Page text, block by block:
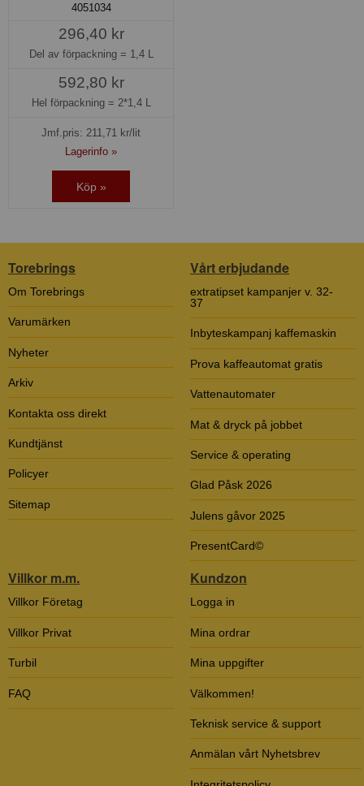
4051034
296,40 kr
Del av förpackning = 1,4 L
592,80 kr
Hel förpackning = 2*1,4 L
Jmf.pris: 211,71 kr/lit
Lagerinfo »
Köp »
Torebrings
Om Torebrings
Varumärken
Nyheter
Arkiv
Kontakta oss direkt
Kundtjänst
Policyer
Sitemap
Vårt erbjudande
extratipset kampanjer v. 32-
37
Inbyteskampanj kaffemaskin
Prova kaffeautomat gratis
Vattenautomater
Mat & dryck på jobbet
Service & operating
Glad Påsk 2026
Julens gåvor 2025
PresentCard©
Villkor m.m.
Villkor Företag
Villkor Privat
Turbil
FAQ
Kundzon
Logga in
Mina ordrar
Mina uppgifter
Välkommen!
Teknisk service & support
Anmälan vårt Nyhetsbrev